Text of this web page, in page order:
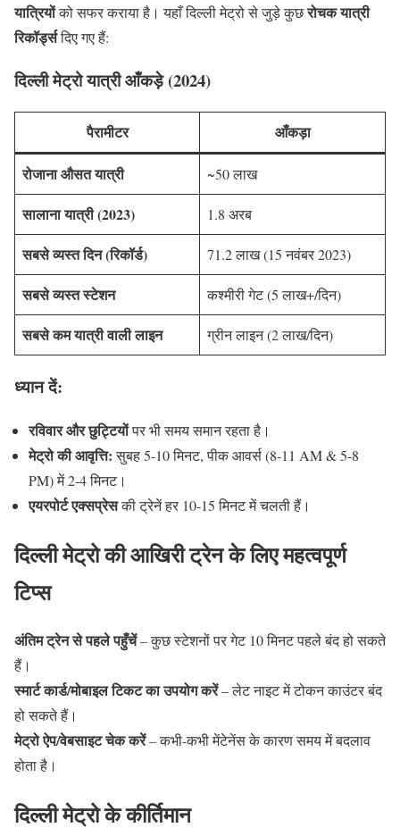
यात्रियोंको सफर कराया है। यहाँ दिल्ली मेट्रो से जुड़े कुछरोचक यात्री
रिकॉर्ड्सदिए गए हैं:
दिल्ली मेट्रो यात्री आँकड़े (2024)
पैरामीटर आँकड़ा
रोजाना औसत यात्री ~50 लाख
सालाना यात्री (2023) 1.8 अरब
सबसे व्यस्त दिन (रिकॉर्ड) 71.2 लाख (15 नवंबर 2023)
सबसे व्यस्त स्टेशन कश्मीरी गेट (5 लाख+/दिन)
सबसे कम यात्री वाली लाइन ग्रीन लाइन (2 लाख/दिन)
ध्यान दें:
रविवार और छुट्टियोंपर भी समय समान रहता है।
मेट्रो की आवृत्ति:सुबह 5-10 मिनट, पीक आवर्स (8-11 AM & 5-8
PM) में 2-4 मिनट।
एयरपोर्ट एक्सप्रेसकी ट्रेनें हर 10-15 मिनट में चलती हैं।
दिल्ली मेट्रो की आखिरी ट्रेन के लिए महत्वपूर्ण
टिप्स
अंतिम ट्रेन से पहले पहुँचें– कुछ स्टेशनों पर गेट 10 मिनट पहले बंद हो सकते
हैं।
स्मार्ट कार्ड/मोबाइल टिकट का उपयोग करें– लेट नाइट में टोकन काउंटर बंद
हो सकते हैं।
मेट्रो ऐप/वेबसाइट चेक करें– कभी-कभी मेंटेनेंस के कारण समय में बदलाव
होता है।
दिल्ली मेट्रो के कीर्तिमान